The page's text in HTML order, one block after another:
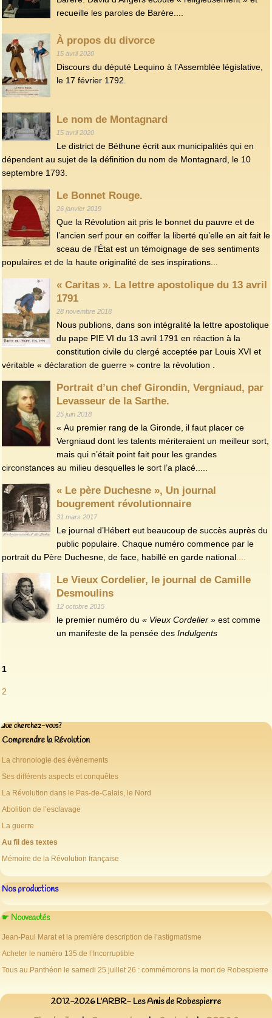
recueille les paroles de Barère....
À propos du divorce
15 avril 2020
Discours du député Lequino à l’Assemblée législative,
le 17 février 1792.
Le nom de Montagnard
15 avril 2020
Le district de Béthune écrit aux municipalités qui en
dépendent au sujet de la définition du nom de Montagnard, le 10
septembre 1793.
Le Bonnet Rouge.
26 janvier 2019
Que la Révolution ait pris le bonnet du pauvre et de
l’ancien serf pour en coiffer la liberté qu’elle en ait fait le
sceau de l’État est un témoignage de ses sentiments
populaires et de la haute originalité de ses inspirations...
« Caritas ». La lettre apostolique du 13 avril
1791
28 novembre 2018
Nous publions, dans son intégralité la lettre apostolique
du pape PIE VI du 13 avril 1791 en réaction à la
constitution civile du clergé acceptée par Louis XVI et
véritable « déclaration de guerre » contre la révolution .
Portrait d’un chef Girondin, Vergniaud, par
Levasseur de la Sarthe.
25 juin 2018
« Au premier rang de la Gironde, il faut placer ce
Vergniaud dont les talents mériteraient un meilleur sort,
mais qui n’était point fait pour les grandes
circonstances au milieu desquelles le sort l’a placé.....
« Le père Duchesne », Un journal
bougrement révolutionnaire
31 mars 2017
Le journal d’Hébert eut beaucoup de succès auprès du
public populaire. Chaque numéro commence par le
portrait du Père Duchesne, de face, habillé en garde national
Le Vieux Cordelier, le journal de Camille
Desmoulins
12 octobre 2015
le premier numéro du « Vieux Cordelier » est comme
un manifeste de la pensée des Indulgents
1
2
Que cherchez-vous?
Comprendre la Révolution
La chronologie des évènements
Ses différents aspects et conquêtes
La Révolution dans le Pas-de-Calais, le Nord
Abolition de l’esclavage
La guerre
Au fil des textes
Mémoire de la Révolution française
Nos productions
☛ Nouveautés
Jean-Paul Marat et la première description de l’astigmatisme
Acheter le numéro 135 de l’Incorruptible
Tous au Panthéon le samedi 25 juillet 26 : commémorons la mort de Robespierre
2012-2026 L’ARBR- Les Amis de Robespierre